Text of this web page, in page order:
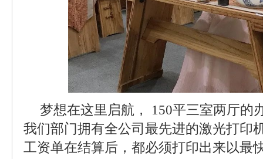
梦想在这里启航， 150平三室两厅的
我们部门拥有全公司最先进的激光打印
工资单在结算后，都必须打印出来以最